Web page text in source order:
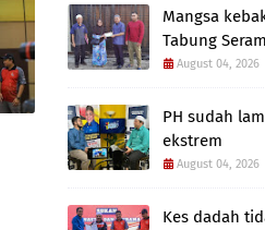
Mangsa
Tabung
August 04, 2026
PH sudah
ekstrem
August 04, 2026
Kes dadah